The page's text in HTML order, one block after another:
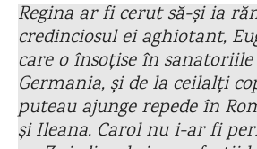
Regina ar fi cerut să-și ia
credinciosul ei aghiotant,
care o însoțise în
Germania, și de la ceilalți
puteau ajunge repede în
și Ileana. Carol nu i-ar fi